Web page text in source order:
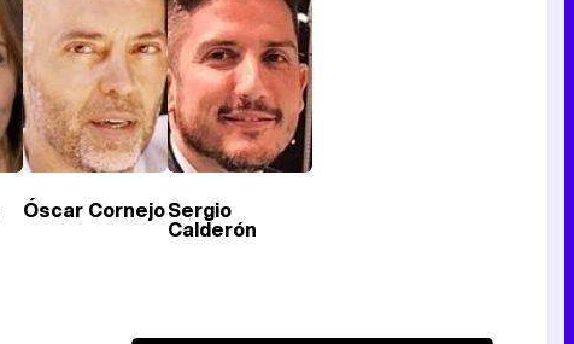
Tráiler de la tercera temporada de 'The Walking Dead: Dead City' de AMC+
Óscar CornejoSergio
Calderón